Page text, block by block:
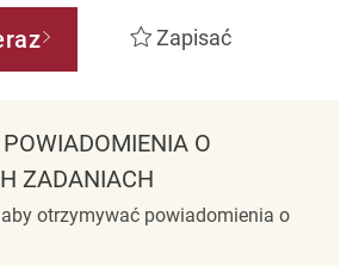
Zapisać
O
ZADANIACH
otrzymywać powiadomienia o